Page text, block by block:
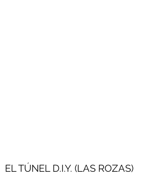
EL TÚNEL D.I.Y. (LAS ROZAS)